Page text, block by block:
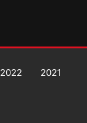
2022 2021